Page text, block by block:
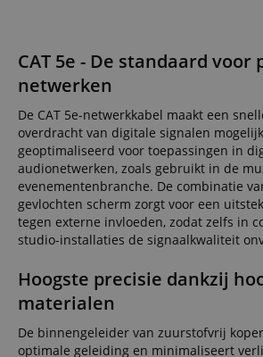
CAT 5e - De standaard voor
netwerken
De CAT 5e-netwerkkabel maakt een
overdracht van digitale signalen
geoptimaliseerd voor toepassingen in
audionetwerken, zoals gebruikt in de
evenementenbranche. De combinatie
gevlochten scherm zorgt voor een
tegen externe invloeden, zodat zelfs in
studio-installaties de signaalkwaliteit
Hoogste precisie dankzij
materialen
De binnengeleider van zuurstofvrij
optimale geleiding en minimaliseert